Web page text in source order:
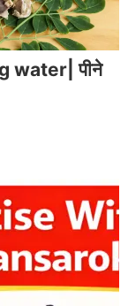
water| पीने